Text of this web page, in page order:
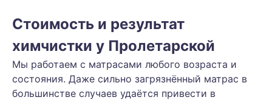
Стоимость и результат
химчистки у Пролетарской
Мы работаем с матрасами любого возраста и
состояния. Даже сильно загрязнённый матрас в
большинстве случаев удаётся привести в